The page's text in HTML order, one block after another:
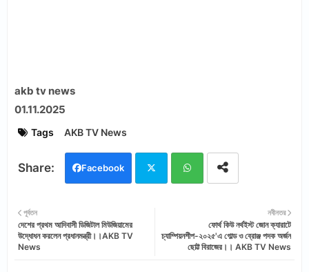
akb tv news
01.11.2025
Tags AKB TV News
Facebook
নবীনতর
ফোর্থ কিউ নর্থইস্ট জোন ক্যারাটে
চ্যাম্পিয়নশীপ-২০২৫'এ গোল্ড ও ব্রোঞ্জ পদক অর্জন
ছোট্ট বিরাজের।। AKB TV News
পূর্বতন
দেশের প্রথম আদিবাসী ডিজিটাল মিউজিয়ামের
উদ্ধোধন করলেন প্রধানমন্ত্রী।।AKB TV
News